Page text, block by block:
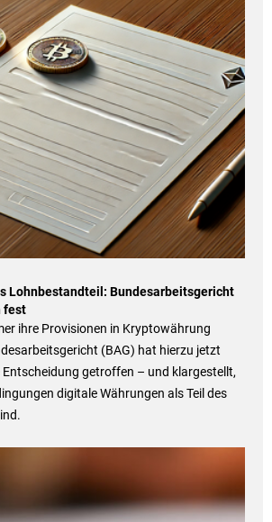
Lohnbestandteil: Bundesarbeitsgericht
fest
ihre Provisionen in Kryptowährung
(BAG) hat hierzu jetzt
Entscheidung getroffen – und klargestellt,
digitale Währungen als Teil des